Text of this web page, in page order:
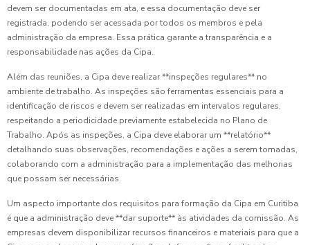
devem ser documentadas em ata, e essa documentação deve ser
registrada, podendo ser acessada por todos os membros e pela
administração da empresa. Essa prática garante a transparência e a
responsabilidade nas ações da Cipa.
Além das reuniões, a Cipa deve realizar **inspeções regulares** no
ambiente de trabalho. As inspeções são ferramentas essenciais para a
identificação de riscos e devem ser realizadas em intervalos regulares,
respeitando a periodicidade previamente estabelecida no Plano de
Trabalho. Após as inspeções, a Cipa deve elaborar um **relatório**
detalhando suas observações, recomendações e ações a serem tomadas,
colaborando com a administração para a implementação das melhorias
que possam ser necessárias.
Um aspecto importante dos requisitos para formação da Cipa em Curitiba
é que a administração deve **dar suporte** às atividades da comissão. As
empresas devem disponibilizar recursos financeiros e materiais para que a